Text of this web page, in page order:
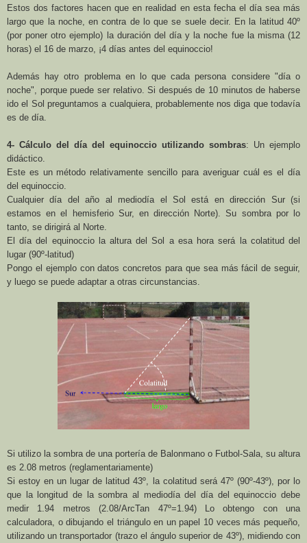
Estos dos factores hacen que en realidad en esta fecha el día sea más
largo que la noche, en contra de lo que se suele decir. En la latitud 40º
(por poner otro ejemplo) la duración del día y la noche fue la misma (12
horas) el 16 de marzo, ¡4 días antes del equinoccio!
Además hay otro problema en lo que cada persona considere "día o
noche", porque puede ser relativo. Si después de 10 minutos de haberse
ido el Sol preguntamos a cualquiera, probablemente nos diga que todavía
es de día.
4- Cálculo del día del equinoccio utilizando sombras: Un ejemplo
didáctico.
Este es un método relativamente sencillo para averiguar cuál es el día
del equinoccio.
Cualquier día del año al mediodía el Sol está en dirección Sur (si
estamos en el hemisferio Sur, en dirección Norte). Su sombra por lo
tanto, se dirigirá al Norte.
El día del equinoccio la altura del Sol a esa hora será la colatitud del
lugar (90º-latitud)
Pongo el ejemplo con datos concretos para que sea más fácil de seguir,
y luego se puede adaptar a otras circunstancias.
Si utilizo la sombra de una portería de Balonmano o Futbol-Sala, su altura
es 2.08 metros (reglamentariamente)
Si estoy en un lugar de latitud 43º, la colatitud será 47º (90º-43º), por lo
que la longitud de la sombra al mediodía del día del equinoccio debe
medir 1.94 metros (2.08/ArcTan 47º=1.94) Lo obtengo con una
calculadora, o dibujando el triángulo en un papel 10 veces más pequeño,
utilizando un transportador (trazo el ángulo superior de 43º), midiendo con